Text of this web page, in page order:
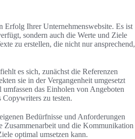
Erfolg Ihrer Unternehmenswebsite. Es ist
sondern auch die Werte und Ziele
zu erstellen, die nicht nur ansprechend,
es sich, zunächst die Referenzen
sie in der Vergangenheit umgesetzt
das Einholen von Angeboten
zu testen.
Bedürfnisse und Anforderungen
und die Kommunikation
optimal umsetzen kann.